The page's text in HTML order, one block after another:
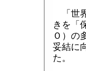
「世
きを「
Ｏ）の
妥結に
た。